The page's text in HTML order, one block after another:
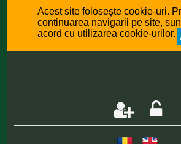
Acest site folosește cookie-uri.
continuarea navigarii pe site,
acord cu utilizarea cookie-urilor.